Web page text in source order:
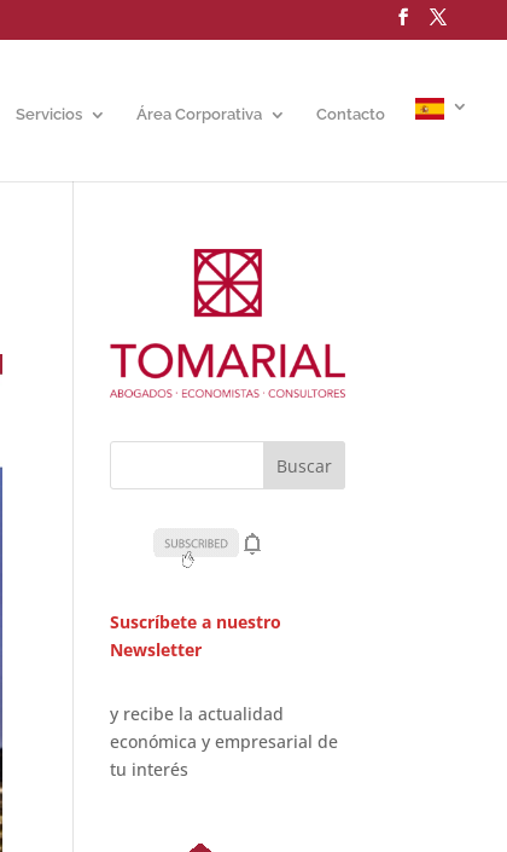
Servicios Área Corporativa Contacto
Suscríbete a nuestro
Newsletter
y recibe la actualidad
económica y empresarial de
tu interés